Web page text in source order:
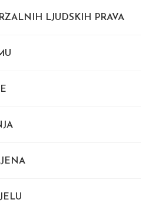
LJUDSKIH PRAVA